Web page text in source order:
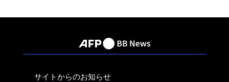
サイトからのお知らせ